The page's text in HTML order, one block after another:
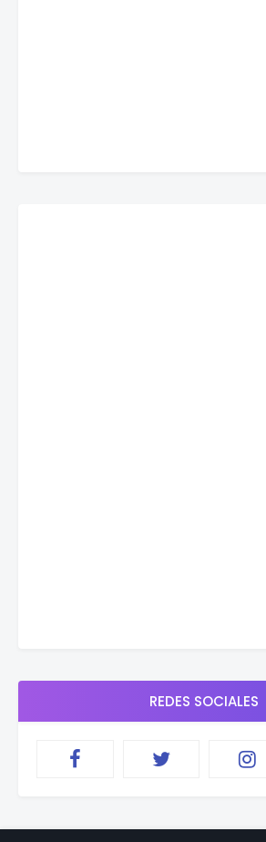
REDES SOCIALES